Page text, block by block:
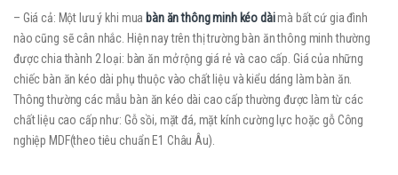
– Giá cả: Một lưu ý khi mua bàn ăn thông minh kéo dàimà bất cứ gia đình
nào cũng sẽ cân nhắc. Hiện nay trên thị trường bàn ăn thông minh thường
được chia thành 2 loại: bàn ăn mở rộng giá rẻ và cao cấp. Giá của những
chiếc bàn ăn kéo dài phụ thuộc vào chất liệu và kiểu dáng làm bàn ăn.
Thông thường các mẫu bàn ăn kéo dài cao cấp thường được làm từ các
chất liệu cao cấp như: Gỗ sồi, mặt đá, mặt kính cường lực hoặc gỗ Công
nghiệp MDF(theo tiêu chuẩn E1 Châu Âu).